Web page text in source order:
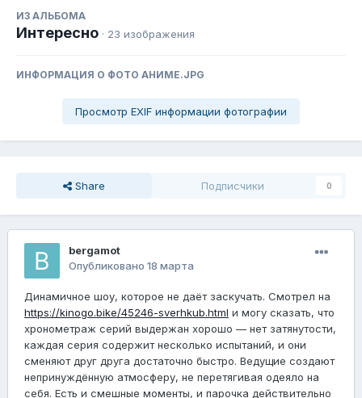
ИЗ АЛЬБОМА
Интересно · 23 изображения
ИНФОРМАЦИЯ О ФОТО АНИМЕ.JPG
Просмотр EXIF информации фотографии
Share Подписчики 0
bergamot
Опубликовано 18 марта
Динамичное шоу, которое не даёт заскучать. Смотрел на
https://kinogo.bike/45246-sverhkub.html и могу сказать, что
хронометраж серий выдержан хорошо — нет затянутости,
каждая серия содержит несколько испытаний, и они
сменяют друг друга достаточно быстро. Ведущие создают
непринуждённую атмосферу, не перетягивая одеяло на
себя. Есть и смешные моменты, и парочка действительно